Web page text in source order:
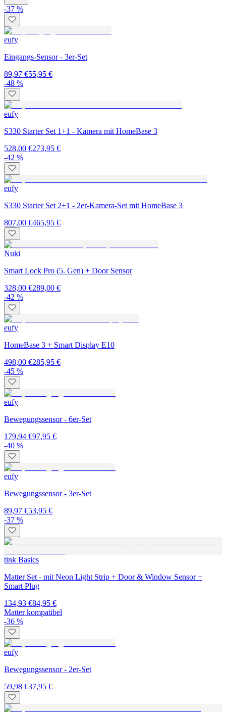
-37 %
eufy
Eingangs-Sensor - 3er-Set
89,97 €55,95 €
-48 %
eufy
S330 Starter Set 1+1 - Kamera mit HomeBase 3
528,00 €273,95 €
-42 %
eufy
S330 Starter Set 2+1 - 2er-Kamera-Set mit HomeBase 3
807,00 €465,95 €
Nuki
Smart Lock Pro (5. Gen) + Door Sensor
328,00 €289,00 €
-42 %
eufy
HomeBase 3 + Smart Display E10
498,00 €285,95 €
-45 %
eufy
Bewegungssensor - 6er-Set
179,94 €97,95 €
-40 %
eufy
Bewegungssensor - 3er-Set
89,97 €53,95 €
-37 %
tink Basics
Matter Set - mit Neon Light Strip + Door & Window Sensor +
Smart Plug
134,93 €84,95 €
Matter kompatibel
-36 %
eufy
Bewegungssensor - 2er-Set
59,98 €37,95 €